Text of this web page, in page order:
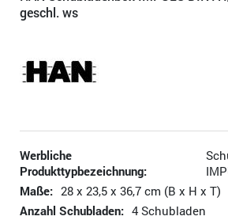
geschl. ws
Werbliche
Produkttypbezeichnung:
Maße: 28 x 23,5 x 36,7 cm (B x H x T)
Anzahl Schubladen: 4 Schubladen